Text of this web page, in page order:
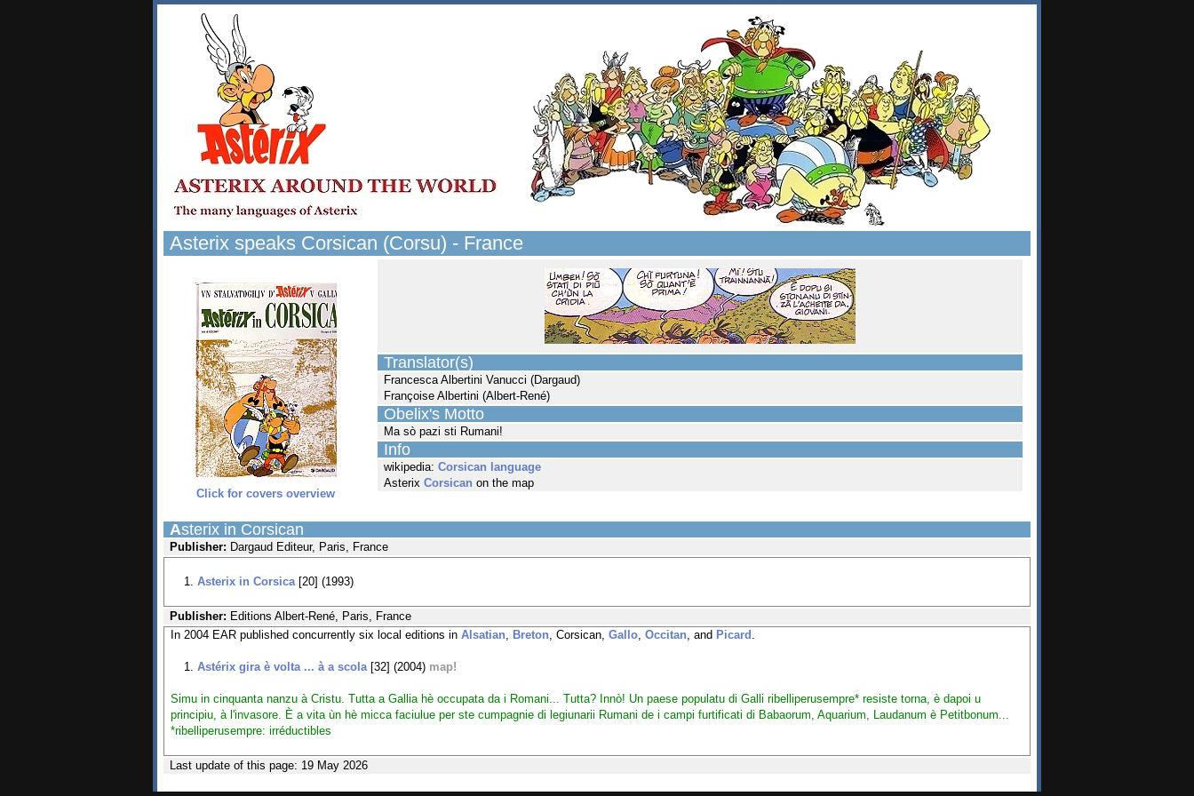
Asterix speaks Corsican (Corsu) - France
Click for covers overview
Translator(s)
Francesca Albertini Vanucci (Dargaud)
Françoise Albertini (Albert-René)
Obelix's Motto
Ma sò pazi sti Rumani!
Info
wikipedia: Corsican language
Asterix Corsican on the map
Asterix in Corsican
Publisher: Dargaud Editeur, Paris, France
Asterix in Corsica[20] (1993)
Publisher: Editions Albert-René, Paris, France
In 2004 EAR published concurrently six local editions in Alsatian, Breton, Corsican, Gallo, Occitan, and Picard .
Astérix gira è volta ... à a scola[32] (2004) map!
Simu in cinquanta nanzu à Cristu. Tutta a Gallia hè occupata da i Romani... Tutta? Innò! Un paese populatu di Galli ribelliperusempre* resiste torna, è dapoi u
principiu, à l'invasore. È a vita ùn hè micca faciulue per ste cumpagnie di legiunarii Rumani de i campi furtificati di Babaorum, Aquarium, Laudanum è Petitbonum...
*ribelliperusempre: irréductibles
Last update of this page: 19 May 2026